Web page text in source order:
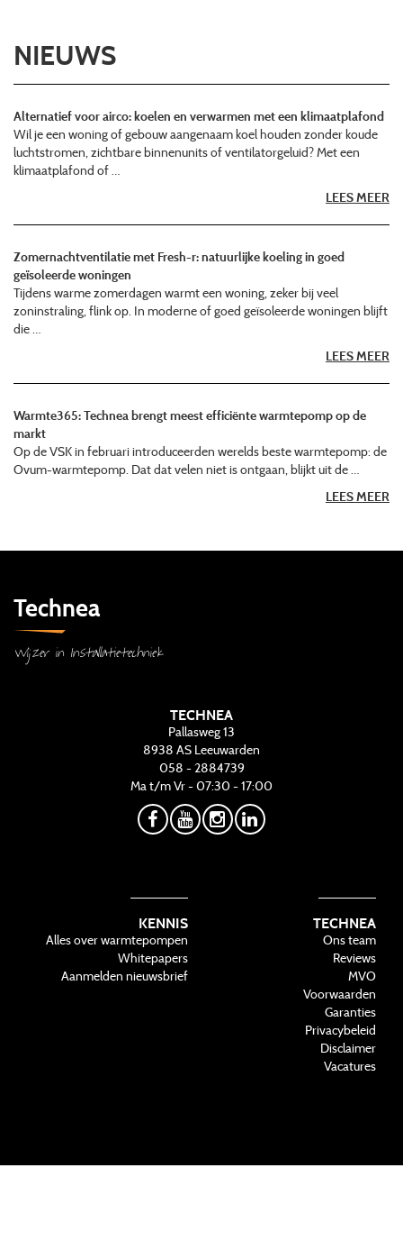
NIEUWS
Alternatief voor airco: koelen en verwarmen met een klimaatplafond
Wil je een woning of gebouw aangenaam koel houden zonder koude
luchtstromen, zichtbare binnenunits of ventilatorgeluid? Met een
klimaatplafond of …
LEES MEER
Zomernachtventilatie met Fresh-r: natuurlijke koeling in goed
geïsoleerde woningen
Tijdens warme zomerdagen warmt een woning, zeker bij veel
zoninstraling, flink op. In moderne of goed geïsoleerde woningen blijft
die …
LEES MEER
Warmte365: Technea brengt meest efficiënte warmtepomp op de
markt
Op de VSK in februari introduceerden werelds beste warmtepomp: de
Ovum-warmtepomp. Dat dat velen niet is ontgaan, blijkt uit de …
LEES MEER
Technea
Wijzer in Installatietechniek
TECHNEA
Pallasweg 13
8938 AS Leeuwarden
058 - 2884739
Ma t/m Vr - 07:30 - 17:00
KENNIS
Alles over warmtepompen
Whitepapers
Aanmelden nieuwsbrief
TECHNEA
Ons team
Reviews
MVO
Voorwaarden
Garanties
Privacybeleid
Disclaimer
Vacatures